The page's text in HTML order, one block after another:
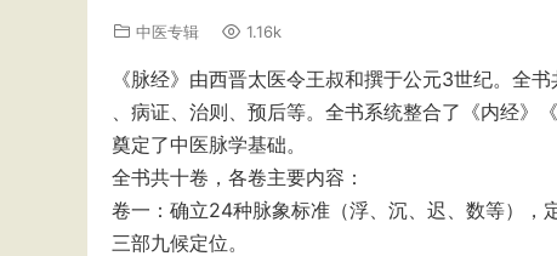
中医专辑 1.16k
《脉经》由西晋太医令王叔和撰于公元3世纪。全
、病证、治则、预后等。全书系统整合了《内经》
奠定了中医脉学基础。
全书共十卷，各卷主要内容：
卷一‌：确立24种脉象标准（浮、沉、迟、数等），
三部九候定位。